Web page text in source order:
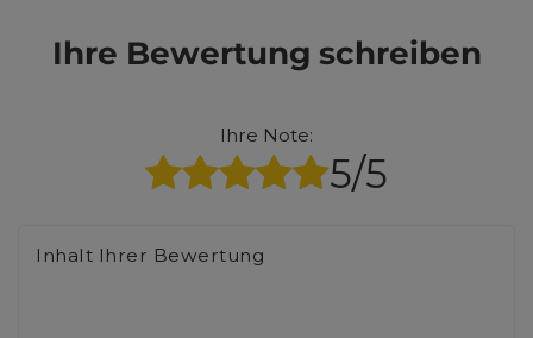
Ihre Bewertung schreiben
Ihre Note:
5/5
Inhalt Ihrer Bewertung